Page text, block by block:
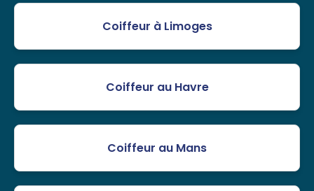
Coiffeur à Limoges
Coiffeur au Havre
Coiffeur au Mans